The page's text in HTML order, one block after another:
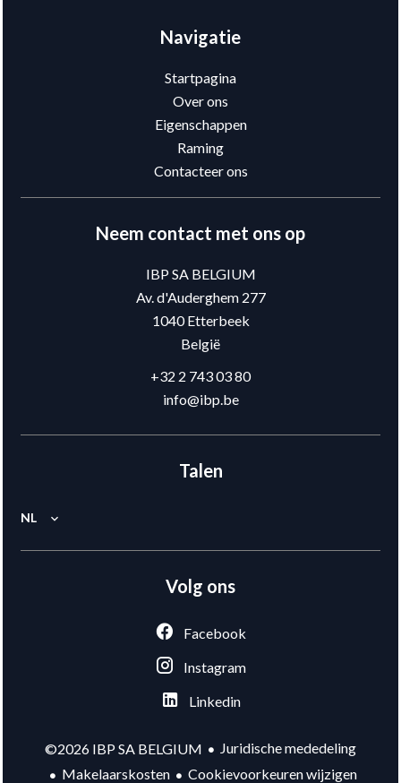
Navigatie
Startpagina
Over ons
Eigenschappen
Raming
Contacteer ons
Neem contact met ons op
IBP SA BELGIUM
Av. d'Auderghem 277
1040Etterbeek
België
+32 2 743 03 80
info@ibp.be
Talen
NL
Volg ons
Facebook
Instagram
Linkedin
©2026 IBP SA BELGIUM
Juridische mededeling
Makelaarskosten
Cookievoorkeuren wijzigen